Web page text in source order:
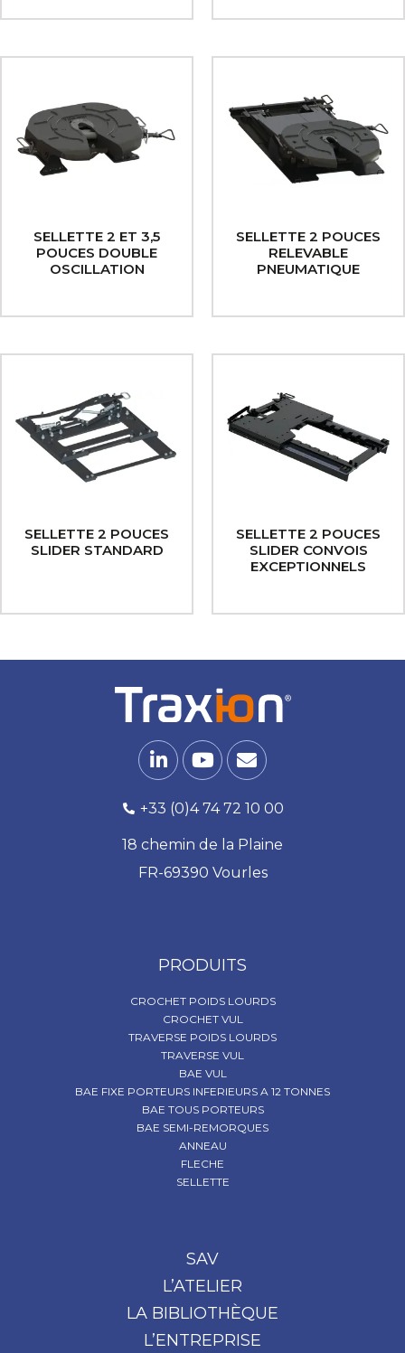
SELLETTE 2 ET 3,5
POUCES DOUBLE
OSCILLATION
SELLETTE 2 POUCES
RELEVABLE
PNEUMATIQUE
SELLETTE 2 POUCES
SLIDER STANDARD
SELLETTE 2 POUCES
SLIDER CONVOIS
EXCEPTIONNELS
+33 (0)4 74 72 10 00
18 chemin de la Plaine
FR-69390 Vourles
PRODUITS
CROCHET POIDS LOURDS
CROCHET VUL
TRAVERSE POIDS LOURDS
TRAVERSE VUL
BAE VUL
BAE FIXE PORTEURS INFERIEURS A 12 TONNES
BAE TOUS PORTEURS
BAE SEMI-REMORQUES
ANNEAU
FLECHE
SELLETTE
SAV
L’ATELIER
LA BIBLIOTHÈQUE
L’ENTREPRISE